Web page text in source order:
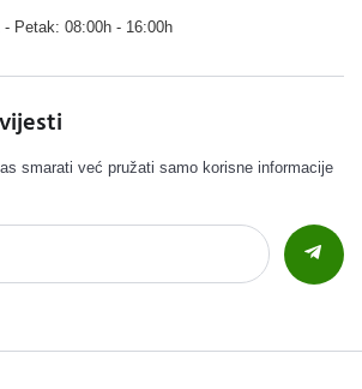
- Petak: 08:00h - 16:00h
smarati već pružati samo korisne informacije